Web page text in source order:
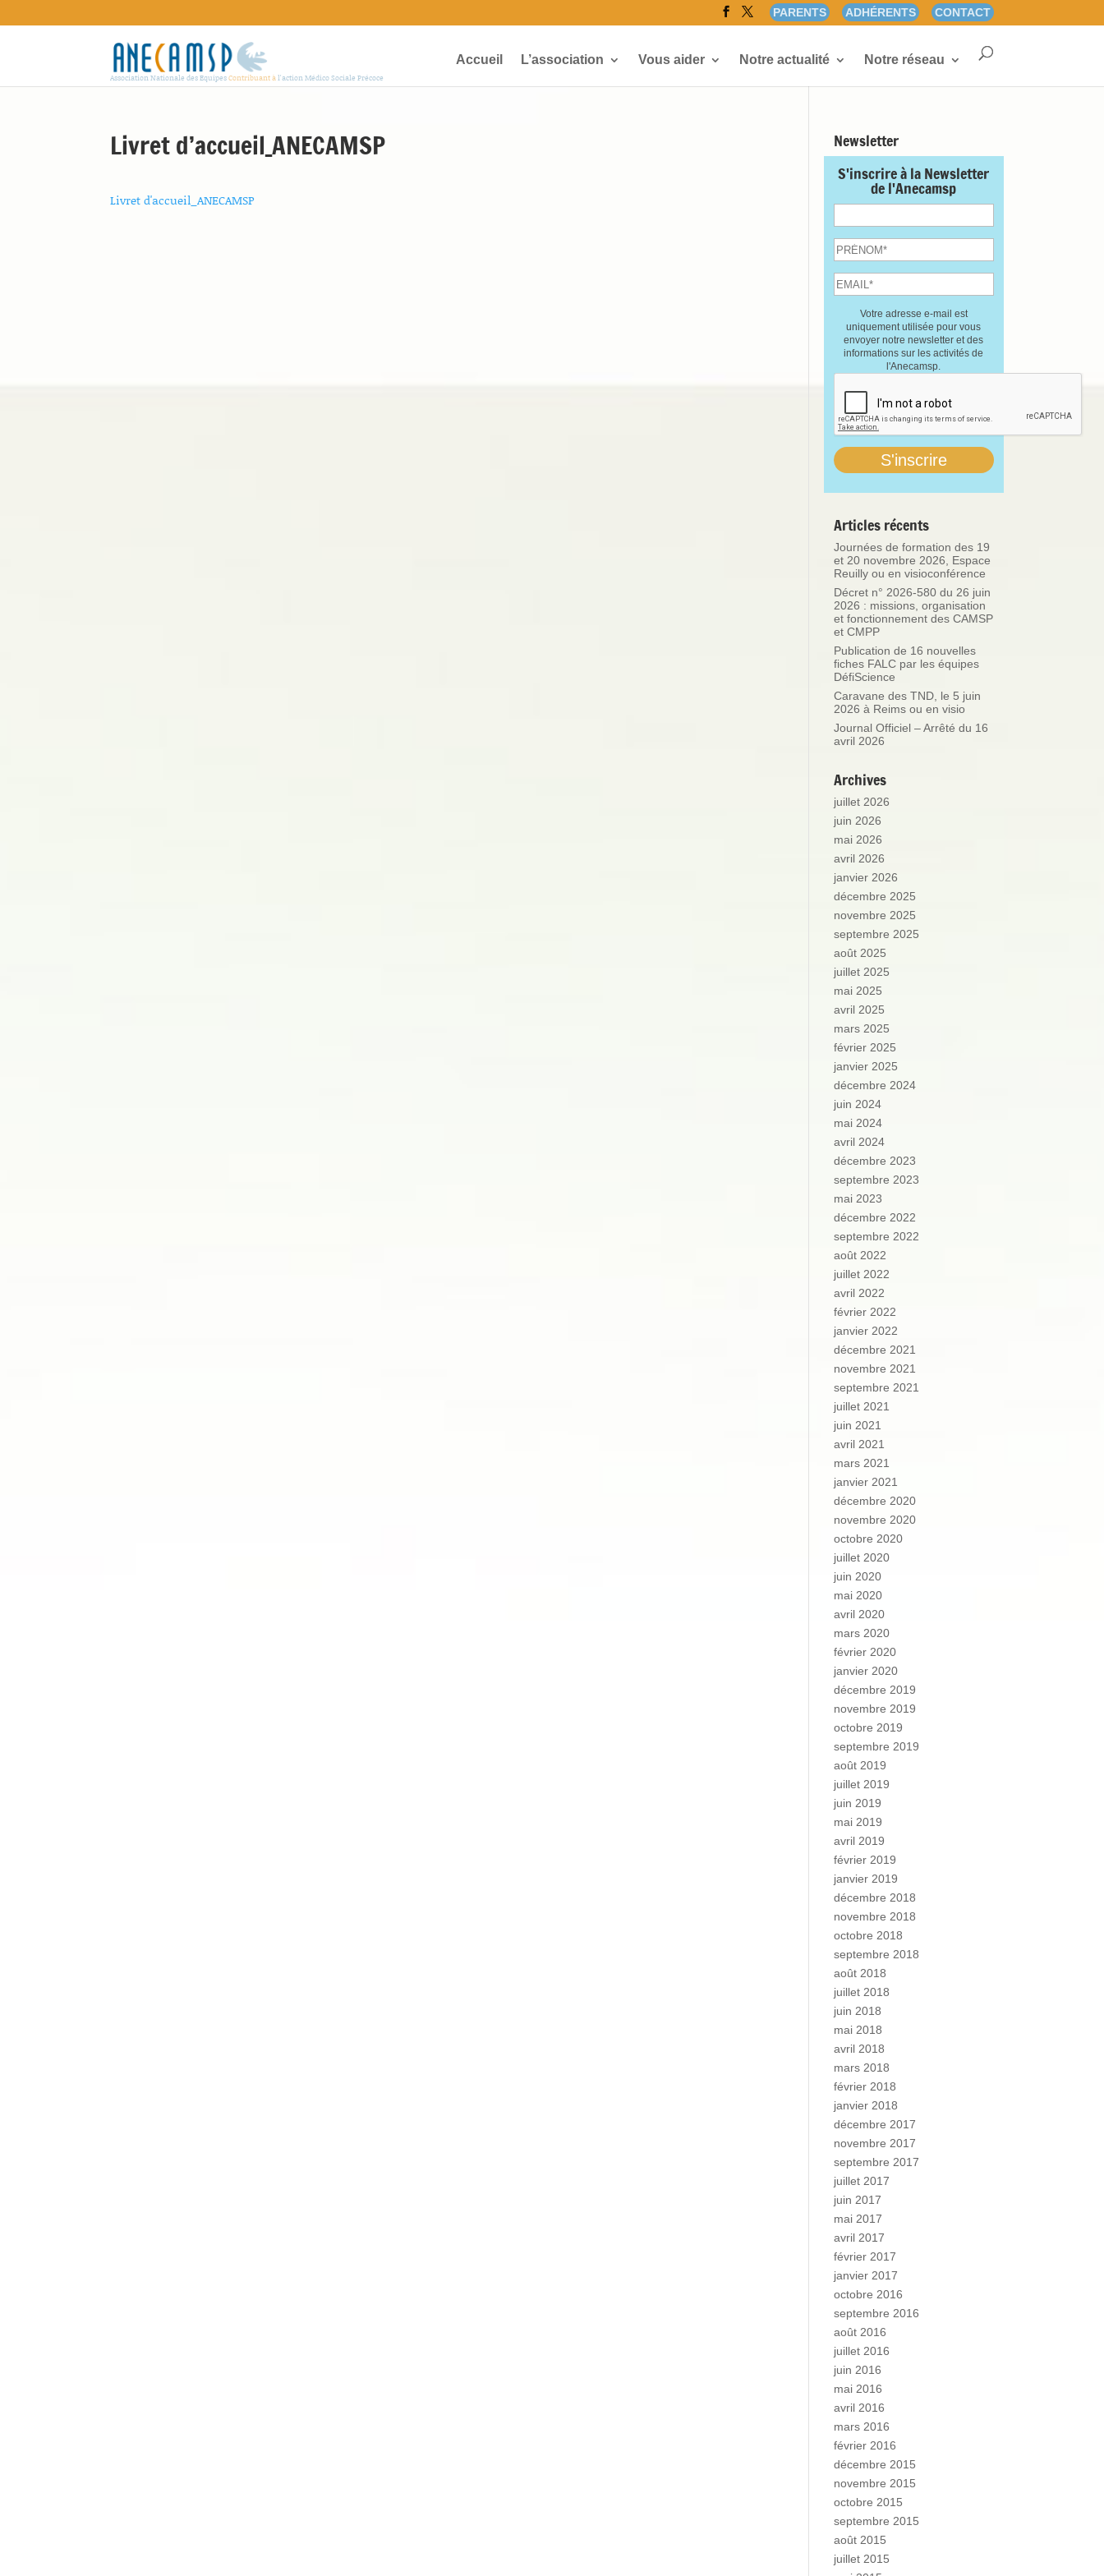
PARENTS ADHÉRENTS CONTACT
Association Nationale des EquipesContribuant àl'action Médico Sociale Précoce
Accueil L’association Vous aider Notre actualité Notre réseau
Livret d’accueil_ANECAMSP
Livret d'accueil_ANECAMSP
Newsletter
S'inscrire à la Newsletter
de l'Anecamsp
Votre adresse e-mail est
uniquement utilisée pour vous
envoyer notre newsletter et des
informations sur les activités de
l'Anecamsp.
Articles récents
Journées de formation des 19
et 20 novembre 2026, Espace
Reuilly ou en visioconférence
Décret n° 2026-580 du 26 juin
2026 : missions, organisation
et fonctionnement des CAMSP
et CMPP
Publication de 16 nouvelles
fiches FALC par les équipes
DéfiScience
Caravane des TND, le 5 juin
2026 à Reims ou en visio
Journal Officiel – Arrêté du 16
avril 2026
Archives
juillet 2026
juin 2026
mai 2026
avril 2026
janvier 2026
décembre 2025
novembre 2025
septembre 2025
août 2025
juillet 2025
mai 2025
avril 2025
mars 2025
février 2025
janvier 2025
décembre 2024
juin 2024
mai 2024
avril 2024
décembre 2023
septembre 2023
mai 2023
décembre 2022
septembre 2022
août 2022
juillet 2022
avril 2022
février 2022
janvier 2022
décembre 2021
novembre 2021
septembre 2021
juillet 2021
juin 2021
avril 2021
mars 2021
janvier 2021
décembre 2020
novembre 2020
octobre 2020
juillet 2020
juin 2020
mai 2020
avril 2020
mars 2020
février 2020
janvier 2020
décembre 2019
novembre 2019
octobre 2019
septembre 2019
août 2019
juillet 2019
juin 2019
mai 2019
avril 2019
février 2019
janvier 2019
décembre 2018
novembre 2018
octobre 2018
septembre 2018
août 2018
juillet 2018
juin 2018
mai 2018
avril 2018
mars 2018
février 2018
janvier 2018
décembre 2017
novembre 2017
septembre 2017
juillet 2017
juin 2017
mai 2017
avril 2017
février 2017
janvier 2017
octobre 2016
septembre 2016
août 2016
juillet 2016
juin 2016
mai 2016
avril 2016
mars 2016
février 2016
décembre 2015
novembre 2015
octobre 2015
septembre 2015
août 2015
juillet 2015